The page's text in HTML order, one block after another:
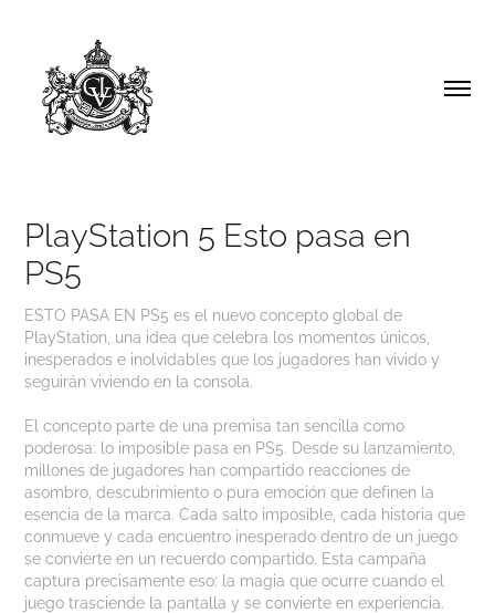
PlayStation 5 Esto pasa en
PS5
ESTO PASA EN PS5 es el nuevo concepto global de
PlayStation, una idea que celebra los momentos únicos,
inesperados e inolvidables que los jugadores han vivido y
seguirán viviendo en la consola.
El concepto parte de una premisa tan sencilla como
poderosa: lo imposible pasa en PS5. Desde su lanzamiento,
millones de jugadores han compartido reacciones de
asombro, descubrimiento o pura emoción que definen la
esencia de la marca. Cada salto imposible, cada historia que
conmueve y cada encuentro inesperado dentro de un juego
se convierte en un recuerdo compartido. Esta campaña
captura precisamente eso: la magia que ocurre cuando el
juego trasciende la pantalla y se convierte en experiencia.